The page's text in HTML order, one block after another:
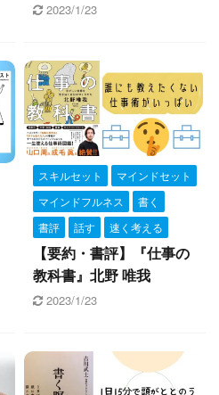
2023/1/23
スキルセット
マインドセット
マインドフルネス
書く
書評
話す
速く考える
【要約・書評】『仕事の
教科書』北野 唯我
2023/1/23